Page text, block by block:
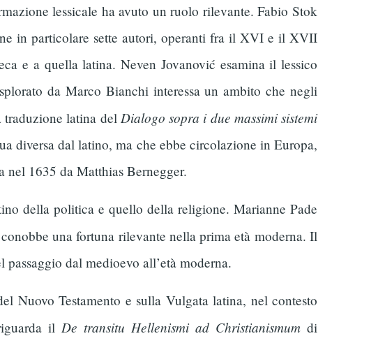
lessicale ha avuto un ruolo rilevante. Fabio Stok
in particolare sette autori, operanti fra il XVI e il XVII
e a quella latina. Neven Jovanović esamina il lessico
da Marco Bianchi interessa un ambito che negli
traduzione latina del Dialogo sopra i due massimi sistemi
diversa dal latino, ma che ebbe circolazione in Europa,
1635 da Matthias Bernegger.
della politica e quello della religione. Marianne Pade
una fortuna rilevante nella prima età moderna. Il
dal medioevo all’età moderna.
Nuovo Testamento e sulla Vulgata latina, nel contesto
il De transitu Hellenismi ad Christianismumdi